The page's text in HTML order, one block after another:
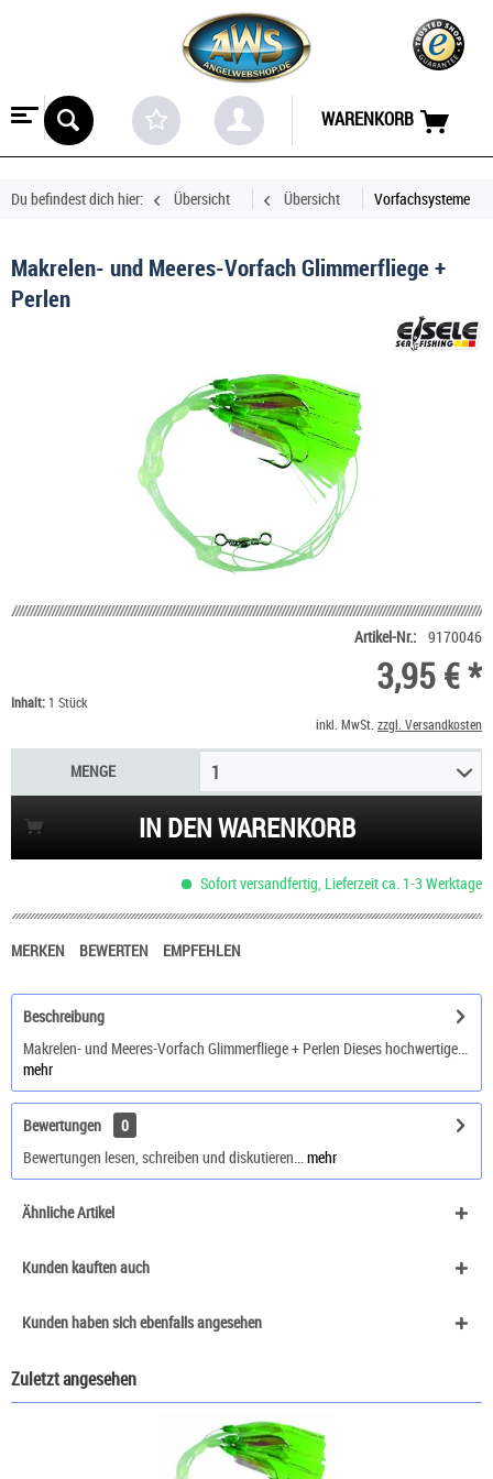
WARENKORB
Du befindest dich hier: Übersicht Übersicht Vorfachsysteme
Makrelen- und Meeres-Vorfach Glimmerfliege +
Perlen
Artikel-Nr.: 9170046
3,95 € *
Inhalt:1 Stück
inkl. MwSt. zzgl. Versandkosten
MENGE 1
IN DEN WARENKORB
Sofort versandfertig, Lieferzeit ca. 1-3 Werktage
MERKEN BEWERTEN EMPFEHLEN
Beschreibung
Makrelen- und Meeres-Vorfach Glimmerfliege + Perlen Dieses hochwertige...
mehr
Bewertungen
0
Bewertungen lesen, schreiben und diskutieren...mehr
Ähnliche Artikel
Kunden kauften auch
Kunden haben sich ebenfalls angesehen
Zuletzt angesehen